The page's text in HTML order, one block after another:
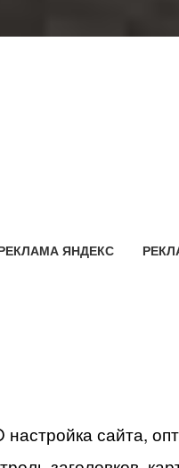
ЯНДЕКС
настройка сайта,